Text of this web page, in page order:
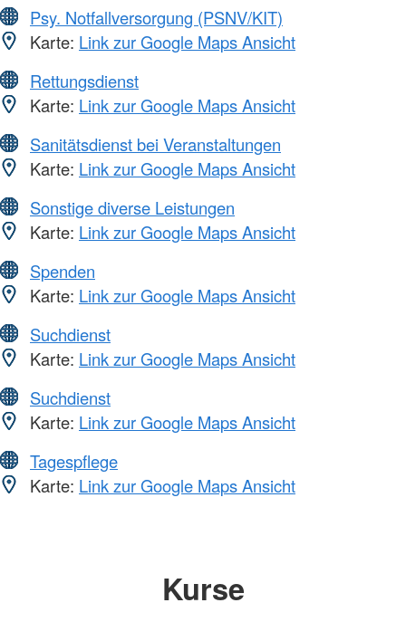
Psy. Notfallversorgung (PSNV/KIT)
Karte: Link zur Google Maps Ansicht
Rettungsdienst
Karte: Link zur Google Maps Ansicht
Sanitätsdienst bei Veranstaltungen
Karte: Link zur Google Maps Ansicht
Sonstige diverse Leistungen
Karte: Link zur Google Maps Ansicht
Spenden
Karte: Link zur Google Maps Ansicht
Suchdienst
Karte: Link zur Google Maps Ansicht
Suchdienst
Karte: Link zur Google Maps Ansicht
Tagespflege
Karte: Link zur Google Maps Ansicht
Kurse